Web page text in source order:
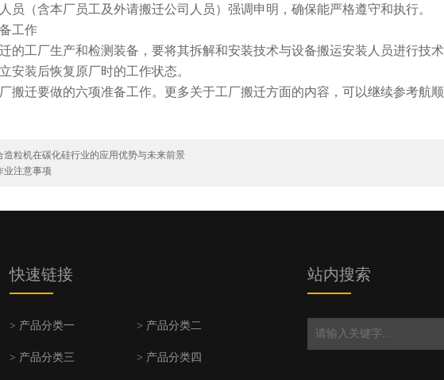
员（含本厂员工及外请搬迁公司人员）强调申明，确保能严格遵守和执行。
工作
的工厂生产和检测装备，要将其拆解和安装技术与设备搬运安装人员进行技
安装后恢复原厂时的工作状态。
搬迁要做的六项准备工作。更多关于工厂搬迁方面的内容，可以继续参考航
造粒机在碳化硅行业的应用优势与未来前景
业注意事项
快速链接
> 产品分类一 > 产品分类二
> 产品分类三 > 产品分类四
站内搜索